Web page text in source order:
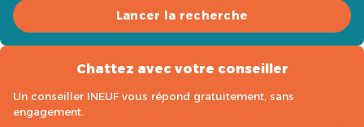
Lancer la recherche
Chattez avec votre conseiller
Un conseiller INEUF vous répond gratuitement, sans
engagement.